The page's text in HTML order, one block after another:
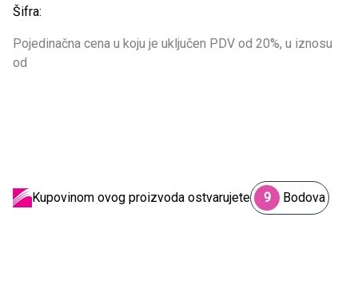
Šifra:
Pojedinačna cena u koju je uključen PDV od 20%, u iznosu
od
Kupovinom ovog proizvoda ostvarujete 9 Bodova